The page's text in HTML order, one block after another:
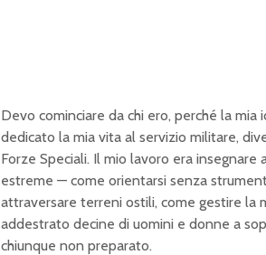
Devo cominciare da chi ero, perché la
dedicato la mia vita al servizio militare,
Forze Speciali. Il mio lavoro era
estreme — come orientarsi senza
attraversare terreni ostili, come gestire la
addestrato decine di uomini e donne a
chiunque non preparato.